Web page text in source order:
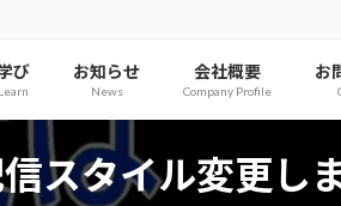
び
Learn
お知らせ
News
会社概要
Company Profile
お
スタイル変更し